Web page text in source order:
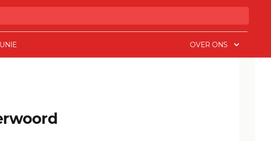
OVER ONS